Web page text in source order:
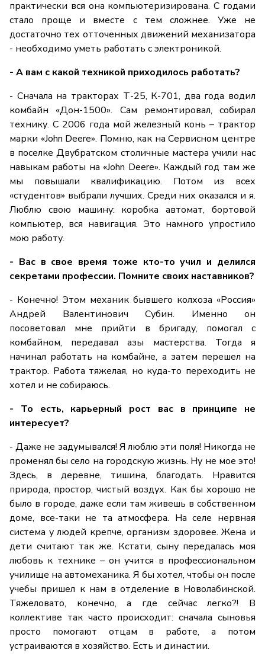
практически вся она компьютеризирована. С годами
стало проще и вместе с тем сложнее. Уже не
достаточно тех отточенных движений механизатора
- необходимо уметь работать с электроникой.
- А вам с какой техникой приходилось работать?
- Сначала на тракторах Т-25, К-701, два года водил
комбайн «Дон-1500». Сам ремонтировал, собирал
технику. С 2006 года мой железный конь – трактор
марки «John Deere». Помню, как на Сервисном центре
в поселке Двубратском столичные мастера учили нас
навыкам работы на «John Deere». Каждый год там же
мы повышали квалификацию. Потом из всех
«студентов» выбрали лучших. Среди них оказался и я.
Люблю свою машину: коробка автомат, бортовой
компьютер, вся навигация. Это намного упростило
мою работу.
- Вас в свое время тоже кто-то учил и делился
секретами профессии. Помните своих наставников?
- Конечно! Этом механик бывшего колхоза «Россия»
Андрей Валентинович Субин. Именно он
посоветовал мне прийти в бригаду, помогал с
комбайном, передавал азы мастерства. Тогда я
начинал работать на комбайне, а затем перешел на
трактор. Работа тяжелая, но куда-то переходить не
хотел и не собираюсь.
- То есть, карьерный рост вас в принципе не
интересует?
- Даже не задумывался! Я люблю эти поля! Никогда не
променял бы село на городскую жизнь. Ну не мое это!
Здесь, в деревне, тишина, благодать. Нравится
природа, простор, чистый воздух. Как бы хорошо не
было в городе, даже если там живешь в собственном
доме, все-таки не та атмосфера. На селе нервная
система у людей крепче, организм здоровее. Жена и
дети считают так же. Кстати, сыну передалась моя
любовь к технике – он учится в профессиональном
училище на автомеханика. Я бы хотел, чтобы он после
учебы пришел к нам в отделение в Новолабинской.
Тяжеловато, конечно, а где сейчас легко?! В
коллективе так часто происходит: сначала сыновья
просто помогают отцам в работе, а потом
устраиваются в хозяйство. Есть и династии.